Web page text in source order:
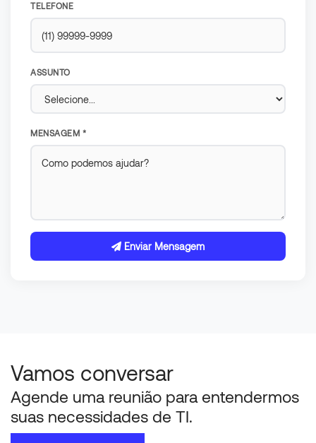
TELEFONE
ASSUNTO
MENSAGEM *
Enviar Mensagem
Vamos conversar
Agende uma reunião para entendermos
suas necessidades de TI.